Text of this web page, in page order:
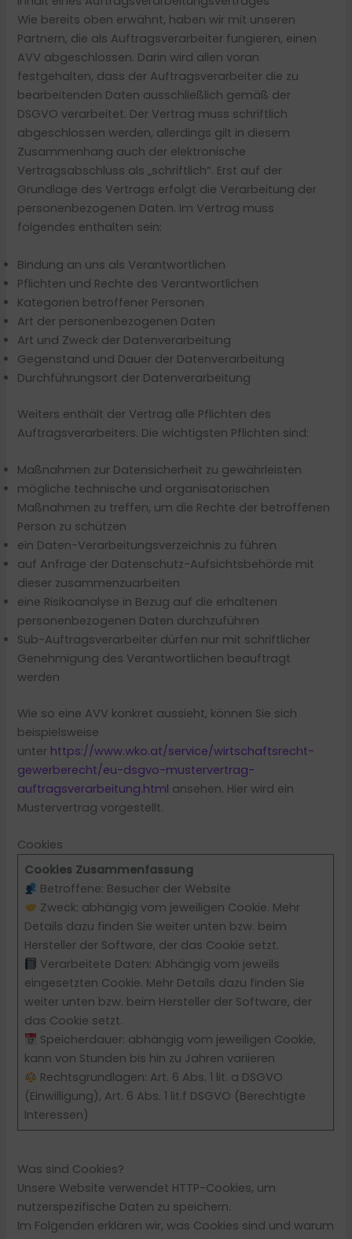
Wie bereits oben erwähnt, haben wir mit unseren
Partnern, die als Auftragsverarbeiter fungieren, einen
AVV abgeschlossen. Darin wird allen voran
festgehalten, dass der Auftragsverarbeiter die zu
bearbeitenden Daten ausschließlich gemäß der
DSGVO verarbeitet. Der Vertrag muss schriftlich
abgeschlossen werden, allerdings gilt in diesem
Zusammenhang auch der elektronische
Vertragsabschluss als „schriftlich“. Erst auf der
Grundlage des Vertrags erfolgt die Verarbeitung der
personenbezogenen Daten. Im Vertrag muss
folgendes enthalten sein:
Bindung an uns als Verantwortlichen
Pflichten und Rechte des Verantwortlichen
Kategorien betroffener Personen
Art der personenbezogenen Daten
Art und Zweck der Datenverarbeitung
Gegenstand und Dauer der Datenverarbeitung
Durchführungsort der Datenverarbeitung
Weiters enthält der Vertrag alle Pflichten des
Auftragsverarbeiters. Die wichtigsten Pflichten sind:
Maßnahmen zur Datensicherheit zu gewährleisten
mögliche technische und organisatorischen
Maßnahmen zu treffen, um die Rechte der betroffenen
Person zu schützen
ein Daten-Verarbeitungsverzeichnis zu führen
auf Anfrage der Datenschutz-Aufsichtsbehörde mit
dieser zusammenzuarbeiten
eine Risikoanalyse in Bezug auf die erhaltenen
personenbezogenen Daten durchzuführen
Sub-Auftragsverarbeiter dürfen nur mit schriftlicher
Genehmigung des Verantwortlichen beauftragt
werden
Wie so eine AVV konkret aussieht, können Sie sich
beispielsweise
unter https://www.wko.at/service/wirtschaftsrecht-
gewerberecht/eu-dsgvo-mustervertrag-
auftragsverarbeitung.html ansehen. Hier wird ein
Mustervertrag vorgestellt.
Cookies
Cookies Zusammenfassung
Betroffene: Besucher der Website
Zweck: abhängig vom jeweiligen Cookie. Mehr
Details dazu finden Sie weiter unten bzw. beim
Hersteller der Software, der das Cookie setzt.
Verarbeitete Daten: Abhängig vom jeweils
eingesetzten Cookie. Mehr Details dazu finden Sie
weiter unten bzw. beim Hersteller der Software, der
das Cookie setzt.
Speicherdauer: abhängig vom jeweiligen Cookie,
kann von Stunden bis hin zu Jahren variieren
Rechtsgrundlagen: Art. 6 Abs. 1 lit. a DSGVO
(Einwilligung), Art. 6 Abs. 1 lit.f DSGVO (Berechtigte
Interessen)
Was sind Cookies?
Unsere Website verwendet HTTP-Cookies, um
nutzerspezifische Daten zu speichern.
Im Folgenden erklären wir, was Cookies sind und warum